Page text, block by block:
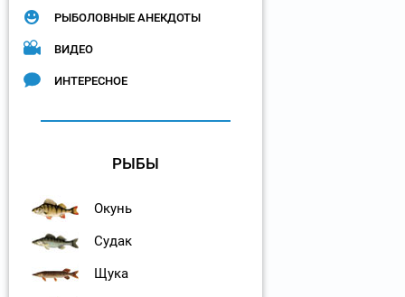
РЫБОЛОВНЫЕ АНЕКДОТЫ
ВИДЕО
ИНТЕРЕСНОЕ
РЫБЫ
Окунь
Судак
Щука